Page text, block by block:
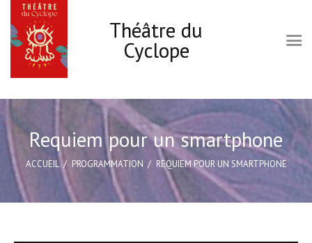
Théâtre du
Cyclope
Requiem pour un smartphone
ACCUEIL PROGRAMMATION REQUIEM POUR UN SMARTPHONE
Accueil
Le Cyclope
Programmation
Infos pratiques
Les ateliers Théâtre